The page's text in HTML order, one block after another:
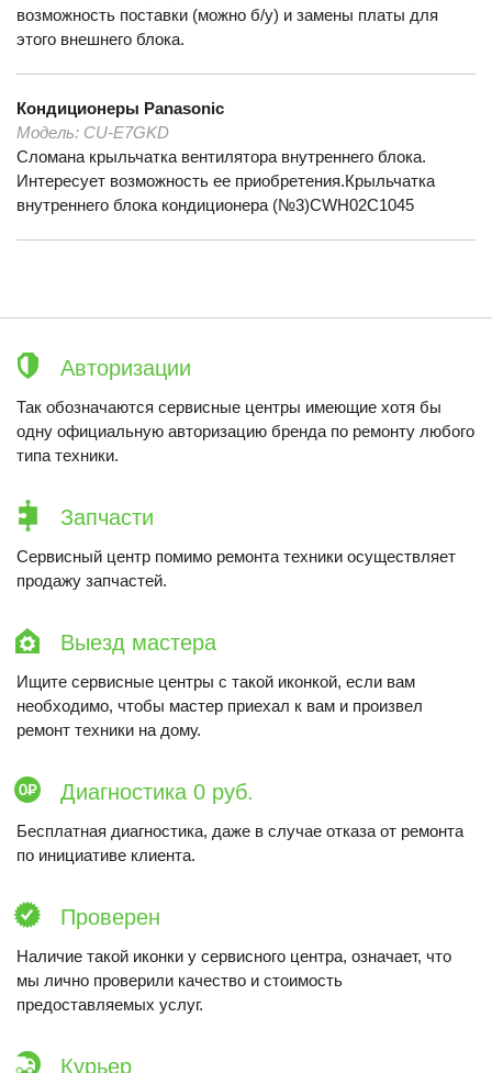
возможность поставки (можно б/у) и замены платы для
этого внешнего блока.
Кондиционеры Panasonic
Модель: СU-E7GKD
Сломана крыльчатка вентилятора внутреннего блока.
Интересует возможность ее приобретения.Крыльчатка
внутреннего блока кондиционера (№3)CWH02C1045
Авторизации
Так обозначаются сервисные центры имеющие хотя бы
одну официальную авторизацию бренда по ремонту любого
типа техники.
Запчасти
Сервисный центр помимо ремонта техники осуществляет
продажу запчастей.
Выезд мастера
Ищите сервисные центры с такой иконкой, если вам
необходимо, чтобы мастер приехал к вам и произвел
ремонт техники на дому.
Диагностика 0 руб.
Бесплатная диагностика, даже в случае отказа от ремонта
по инициативе клиента.
Проверен
Наличие такой иконки у сервисного центра, означает, что
мы лично проверили качество и стоимость
предоставляемых услуг.
Курьер